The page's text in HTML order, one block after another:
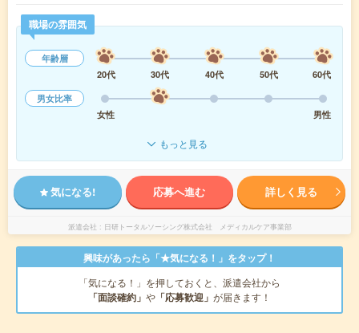
職場の雰囲気
年齢層
20代
30代 40代 50代
60代
男女比率
女性
男性
もっと見る
気になる! 応募へ進む 詳しく見る
派遣会社 日研トータルソーシング株式会社 メディカルケア事業部
興味があったら「★気になる！」をタップ！
「気になる！」を押しておくと、派遣会社から
「面談確約」 や 「応募歓迎」 が届きます！